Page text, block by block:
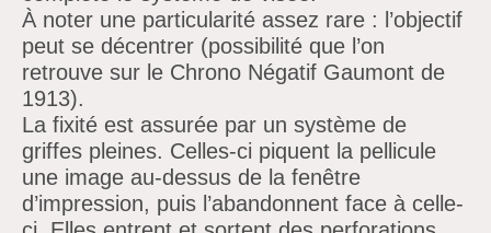
À noter une particularité assez rare : l’objectif
peut se décentrer (possibilité que l’on
retrouve sur le Chrono Négatif Gaumont de
1913).
La fixité est assurée par un système de
griffes pleines. Celles-ci piquent la pellicule
une image au-dessus de la fenêtre
d’impression, puis l’abandonnent face à celle-